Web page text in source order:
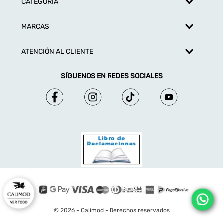
MARCAS
ATENCIÓN AL CLIENTE
SÍGUENOS EN REDES SOCIALES
© 2026 - Calimod - Derechos reservados